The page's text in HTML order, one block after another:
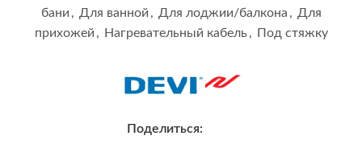
бани , Для ванной , Для лоджии/балкона , Для
прихожей , Нагревательный кабель , Под стяжку
Поделиться: